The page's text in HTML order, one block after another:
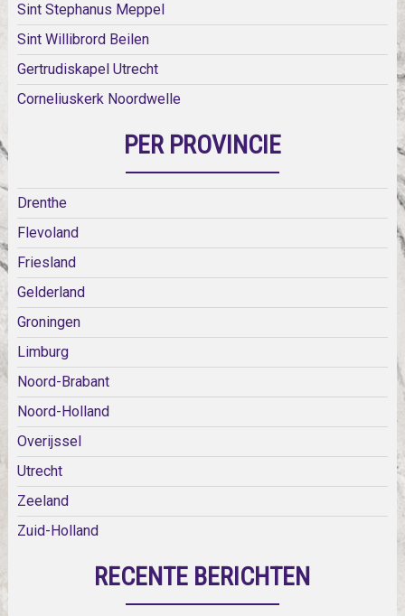
Sint Stephanus Meppel
Sint Willibrord Beilen
Gertrudiskapel Utrecht
Corneliuskerk Noordwelle
PER PROVINCIE
Drenthe
Flevoland
Friesland
Gelderland
Groningen
Limburg
Noord-Brabant
Noord-Holland
Overijssel
Utrecht
Zeeland
Zuid-Holland
RECENTE BERICHTEN